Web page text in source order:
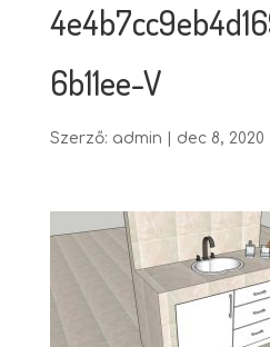
6b11ee-V
Szerző: admin dec 8, 2020